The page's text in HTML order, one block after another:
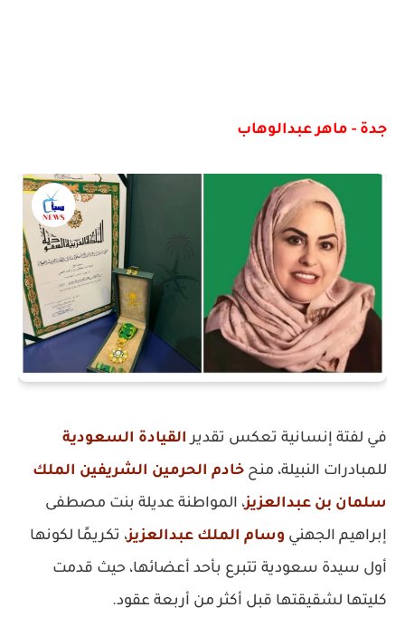
جدة - ماهر عبدالوهاب
في لفتة إنسانية تعكس تقدير القيادة السعودية
للمبادرات النبيلة، منح خادم الحرمين الشريفين الملك
سلمان بن عبدالعزيز، المواطنة عديلة بنت مصطفى
إبراهيم الجهني وسام الملك عبدالعزيز، تكريمًا لكونها
أول سيدة سعودية تتبرع بأحد أعضائها، حيث قدمت
كليتها لشقيقتها قبل أكثر من أربعة عقود.